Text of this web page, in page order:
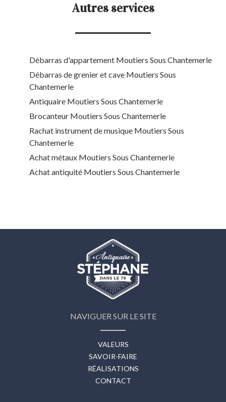
Autres services
Débarras d'appartement Moutiers Sous Chantemerle
Débarras de grenier et cave Moutiers Sous
Chantemerle
Antiquaire Moutiers Sous Chantemerle
Brocanteur Moutiers Sous Chantemerle
Rachat instrument de musique Moutiers Sous
Chantemerle
Achat métaux Moutiers Sous Chantemerle
Achat antiquité Moutiers Sous Chantemerle
NAVIGUER SUR LE SITE
VALEURS
SAVOIR-FAIRE
RÉALISATIONS
CONTACT